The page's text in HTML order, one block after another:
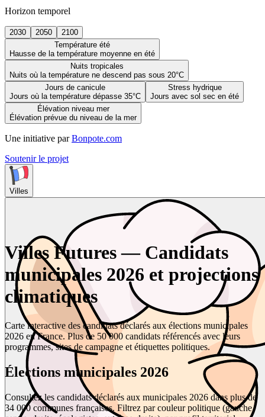
Horizon temporel
2030 2050
2100
Température été
Hausse de la température moyenne en été
Nuits tropicales
Nuits où la température ne descend pas sous 20°C
Jours de canicule
Jours où la température dépasse 35°C
Stress hydrique
Jours avec sol sec en été
Élévation niveau mer
Élévation prévue du niveau de la mer
Une initiative par Bonpote.com
Soutenir le projet
Villes
Villes Futures — Candidats
municipales 2026 et projections
climatiques
Carte interactive des candidats déclarés aux élections municipales
2026 en France. Plus de 50 000 candidats référencés avec leurs
programmes, sites de campagne et étiquettes politiques.
Élections municipales 2026
Consultez les candidats déclarés aux municipales 2026 dans plus de
34 000 communes françaises. Filtrez par couleur politique (gauche,